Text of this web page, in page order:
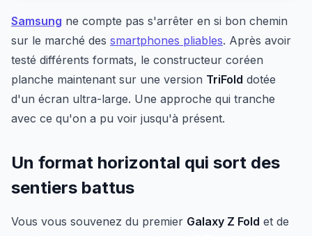
Samsung ne compte pas s'arrêter en si bon chemin
sur le marché des smartphones pliables. Après avoir
testé différents formats, le constructeur coréen
planche maintenant sur une version TriFold dotée
d'un écran ultra-large. Une approche qui tranche
avec ce qu'on a pu voir jusqu'à présent.
Un format horizontal qui sort des
sentiers battus
Vous vous souvenez du premier Galaxy Z Fold et de